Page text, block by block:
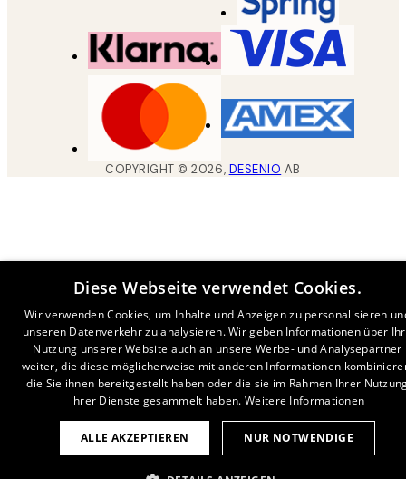
COPYRIGHT ©2026, DESENIO AB
Diese Webseite verwendet Cookies.
Wir verwenden Cookies, um Inhalte und Anzeigen zu personalisieren
unseren Datenverkehr zu analysieren. Wir geben Informationen über
Nutzung unserer Website auch an unsere Werbe- und Analysepartner
weiter, die diese möglicherweise mit anderen Informationen
die Sie ihnen bereitgestellt haben oder die sie im Rahmen Ihrer
ihrer Dienste gesammelt haben. Weitere Informationen
ALLE AKZEPTIEREN NUR NOTWENDIGE